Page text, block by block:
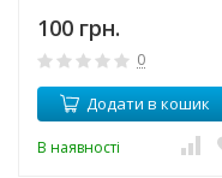
100 грн.
0
Додати в кошик
В наявності